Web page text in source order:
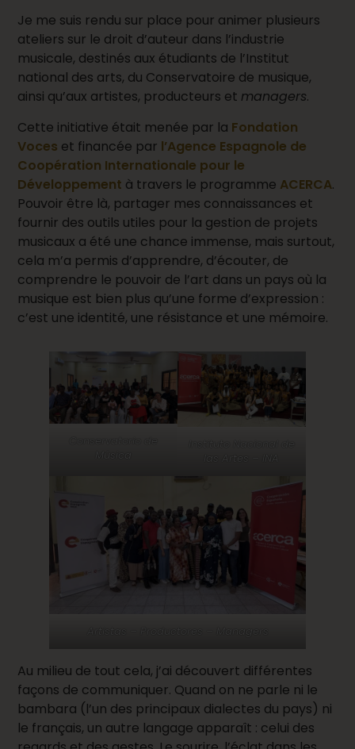
Je me suis rendu sur place pour animer plusieurs
ateliers sur le droit d’auteur dans l’industrie
musicale, destinés aux étudiants de l’Institut
national des arts, du Conservatoire de musique,
ainsi qu’aux artistes, producteurs et managers.
Cette initiative était menée par la Fondation
Voces et financée par l’Agence Espagnole de
Coopération Internationale pour le
Développement à travers le programme ACERCA.
Pouvoir être là, partager mes connaissances et
fournir des outils utiles pour la gestion de projets
musicaux a été une chance immense, mais surtout,
cela m’a permis d’apprendre, d’écouter, de
comprendre le pouvoir de l’art dans un pays où la
musique est bien plus qu’une forme d’expression :
c’est une identité, une résistance et une mémoire.
Instituto Nacional de
las Artes – INA
Artistas – Productores – Managers
Au milieu de tout cela, j’ai découvert différentes
façons de communiquer. Quand on ne parle ni le
bambara (l’un des principaux dialectes du pays) ni
le français, un autre langage apparaît : celui des